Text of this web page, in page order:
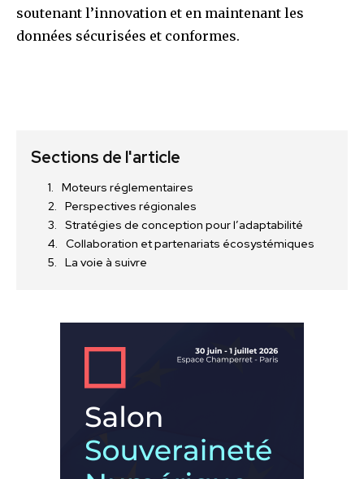
soutenant l’innovation et en maintenant les
données sécurisées et conformes.
Sections de l'article
Moteurs réglementaires
Perspectives régionales
Stratégies de conception pour l’adaptabilité
Collaboration et partenariats écosystémiques
La voie à suivre